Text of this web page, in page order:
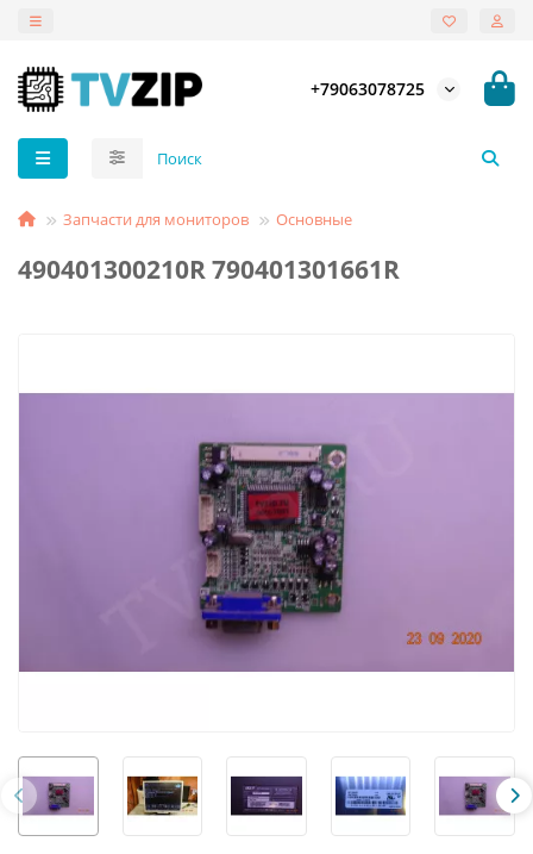
+79063078725
Запчасти для мониторов Основные
490401300210R 790401301661R